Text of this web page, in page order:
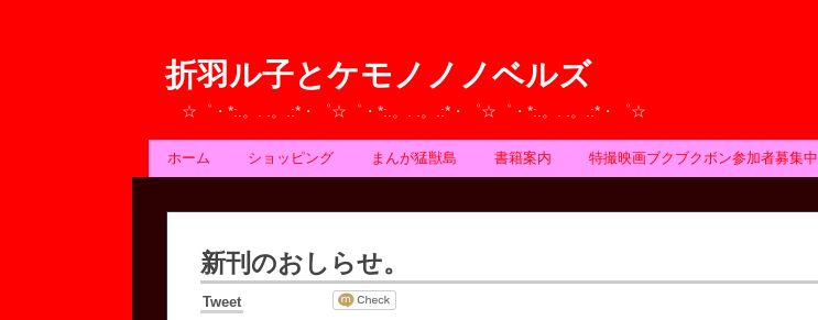
折羽ル子とケモノノノベルズ
☆゜・*:.。. .。.:*・゜☆゜・*:.。. .。.:*・゜☆゜・*:.。. .。.:*・゜☆
ホーム ショッピング まんが猛獣島 書籍案内 特撮映画ブクブクボン参加者募集中
新刊のおしらせ。
Tweet